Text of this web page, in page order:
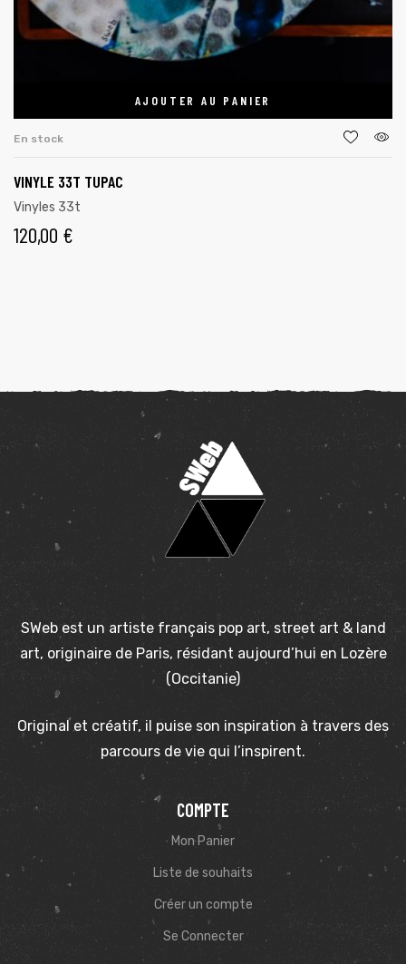
AJOUTER AU PANIER
En stock
VINYLE 33T TUPAC
Vinyles 33t
120,00 €
SWeb est un artiste français pop art, street art & land
art, originaire de Paris, résidant aujourd’hui en Lozère
(Occitanie)
Original et créatif, il puise son inspiration à travers des
parcours de vie qui l’inspirent.
COMPTE
Mon Panier
Liste de souhaits
Créer un compte
Se Connecter